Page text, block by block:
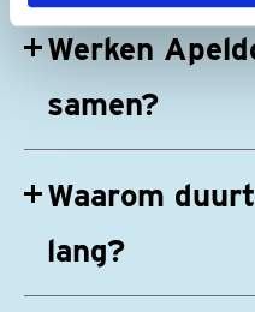
Werken
samen?
Waarom
lang?